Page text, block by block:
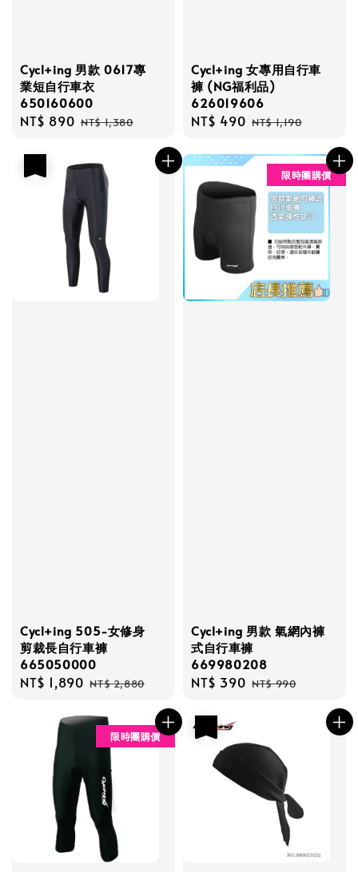
Cycl+ing 男款 0617專
業短自行車衣
650160600
Sale
NT$ 890 Regular
NT$ 1,380
Cycl+ing 女專用自行車
褲 (NG福利品)
626019606
Sale
NT$ 490 Regular
NT$ 1,190
Cycl+ing 505-女修身
剪裁長自行車褲
665050000
Sale
NT$ 1,890 Regular
NT$ 2,880
限時團購價
Cycl+ing 男款 氣網內褲
式自行車褲
669980208
Sale
NT$ 390 Regular
NT$ 990
限時團購價